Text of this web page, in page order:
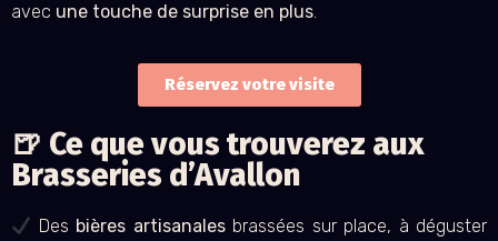
avec une touche de surprise en plus.
Réservez votre visite
🍺 Ce que vous trouverez aux
Brasseries d’Avallon
Des bières artisanalesbrassées sur place, à déguster